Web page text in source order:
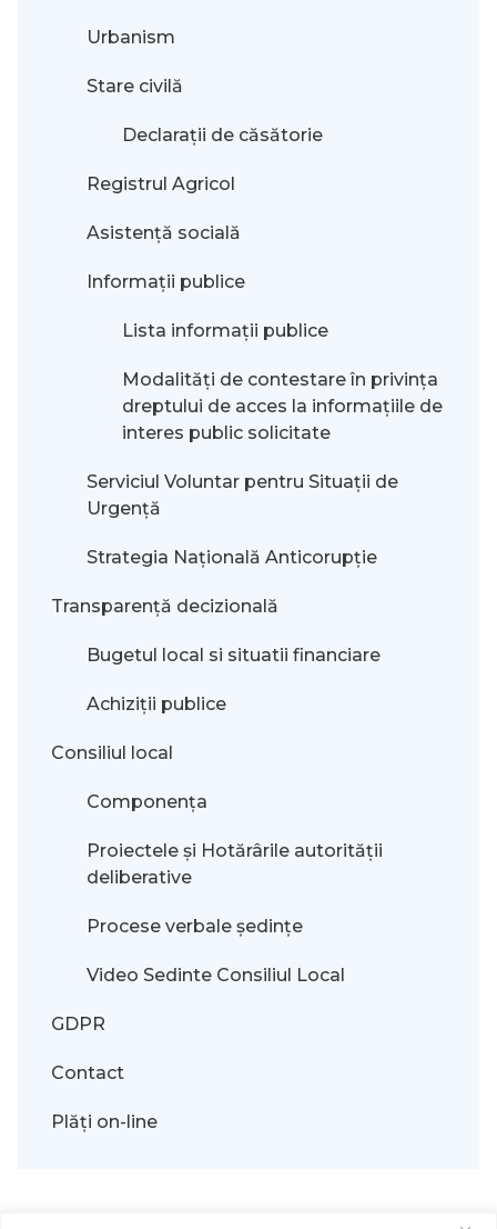
Urbanism
Stare civilă
Declarații de căsătorie
Registrul Agricol
Asistență socială
Informații publice
Lista informații publice
Modalităţi de contestare în privinţa
dreptului de acces la informaţiile de
interes public solicitate
Serviciul Voluntar pentru Situații de
Urgență
Strategia Națională Anticorupție
Transparență decizională
Bugetul local si situatii financiare
Achiziții publice
Consiliul local
Componența
Proiectele și Hotărârile autorității
deliberative
Procese verbale ședințe
Video Sedinte Consiliul Local
GDPR
Contact
Plăți on-line